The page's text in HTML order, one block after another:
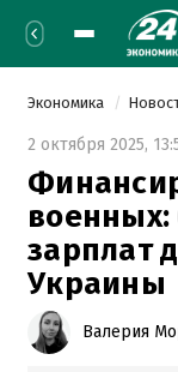
Экономика
2 октября 2025,
военных:
зарплат
Украины
Валерия